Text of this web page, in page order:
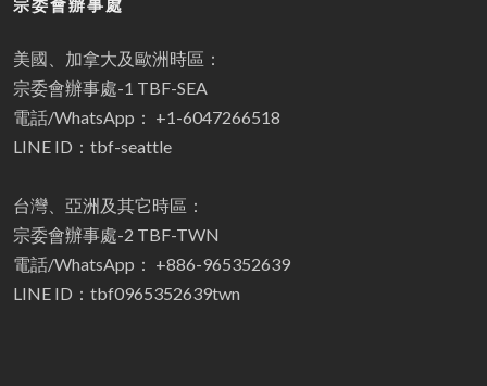
宗委會辦事處
美國、加拿大及歐洲時區：
宗委會辦事處-1 TBF-SEA
電話/WhatsApp： +1-6047266518
LINE ID：tbf-seattle
台灣、亞洲及其它時區：
宗委會辦事處-2 TBF-TWN
電話/WhatsApp： +886-965352639
LINE ID：tbf0965352639twn